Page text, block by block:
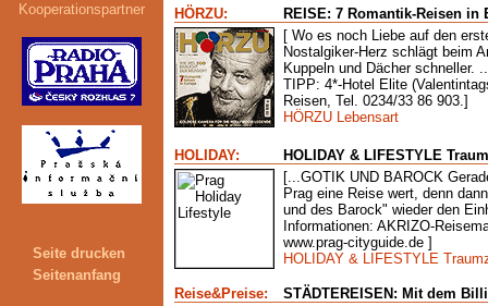
Kooperationspartner
Seite drucken
Seitenanfang
HÖRZU:
REISE: 7 Romantik-Reisen in
[ Wo es noch Liebe auf den
Nostalgiker-Herz schlägt beim
Kuppeln und Dächer schneller.
TIPP: 4*-Hotel Elite
Reisen, Tel. 0234/33 86 903.]
HÖRZU Lebensart
HOLIDAY:
HOLIDAY & LIFESTYLE
[...GOTIK UND BAROCK
Prag eine Reise wert, denn
und des Barock" wieder den
Informationen: AKRIZO-
www.prag-cityguide.de ]
HOLIDAY & LIFESTYLE
Reise&Preise:
STÄDTEREISEN: Mit dem